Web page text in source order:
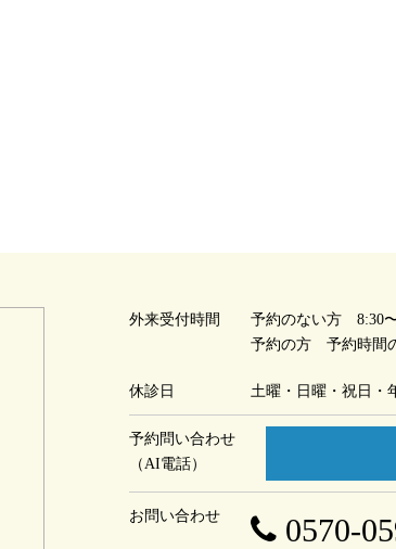
外来受付時間
予約のない方 8:30
予約の方 予約時間
休診日 土曜・日曜・祝日・
予約問い合わせ
（AI電話）
お問い合わせ 0570-